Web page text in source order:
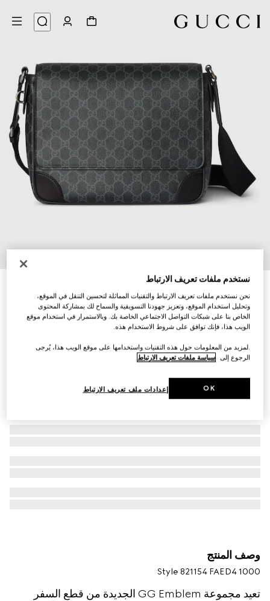
حقيبة كروس بودي GG Emblem متوسطة الحجم
وصف المنتج
Style ‎821154 FAED4 1000
تعيد مجموعة GG Emblem الجديدة من قطع السفر
نستخدم ملفات تعريف الارتباط
نحن نستخدم ملفات تعريف الارتباط والتقنيات المماثلة لتحسين التنقل في الموقع،
وتحليل استخدام الموقع، وتعزيز جهودنا التسويقية والسماح لك بمشاركة المحتوى
الخاص بنا على شبكات التواصل الاجتماعي الخاصة بك. وبالاستمرار في استخدام موقع
الويب هذا، فإنك توافق على شروط الاستخدام هذه.
.لمزيد من المعلومات حول هذه التقنيات واستخدامها على موقع الويب هذا، يُرجى
الرجوع إلى سياسة ملفات تعريف الارتباط
إعدادات ملف تعريف الارتباط OK